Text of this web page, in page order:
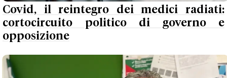
Covid, il reintegro dei medici radiati:
cortocircuito politico di governo e
opposizione